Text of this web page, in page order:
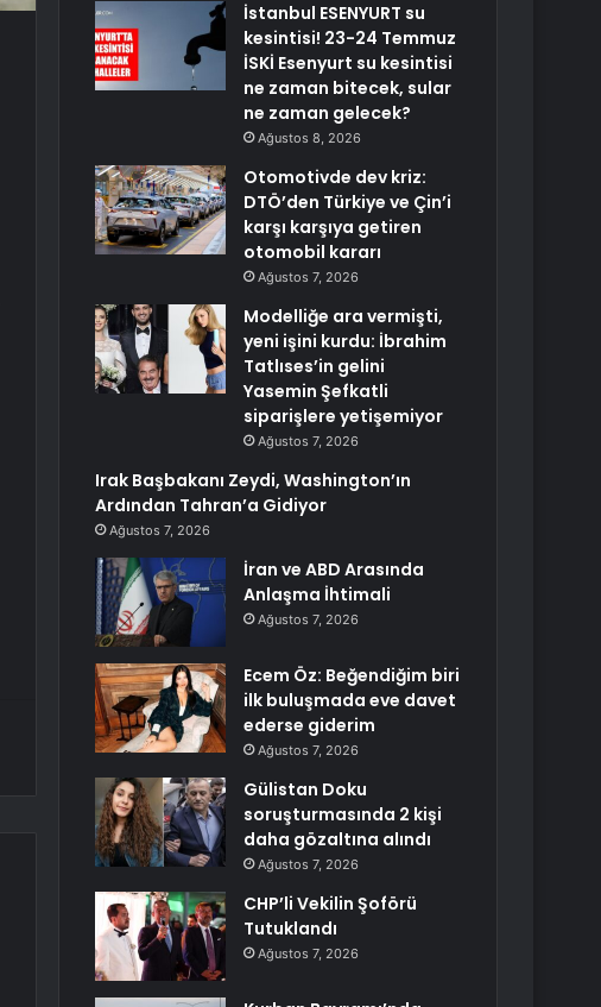
İstanbul ESENYURT su
kesintisi! 23-24 Temmuz
İSKİ Esenyurt su kesintisi
ne zaman bitecek, sular
ne zaman gelecek?
Ağustos 8, 2026
Otomotivde dev kriz:
DTÖ’den Türkiye ve Çin’i
karşı karşıya getiren
otomobil kararı
Ağustos 7, 2026
Modelliğe ara vermişti,
yeni işini kurdu: İbrahim
Tatlıses’in gelini
Yasemin Şefkatli
siparişlere yetişemiyor
Ağustos 7, 2026
Irak Başbakanı Zeydi, Washington’ın
Ardından Tahran’a Gidiyor
Ağustos 7, 2026
İran ve ABD Arasında
Anlaşma İhtimali
Ağustos 7, 2026
Ecem Öz: Beğendiğim biri
ilk buluşmada eve davet
ederse giderim
Ağustos 7, 2026
Gülistan Doku
soruşturmasında 2 kişi
daha gözaltına alındı
Ağustos 7, 2026
CHP’li Vekilin Şoförü
Tutuklandı
Ağustos 7, 2026